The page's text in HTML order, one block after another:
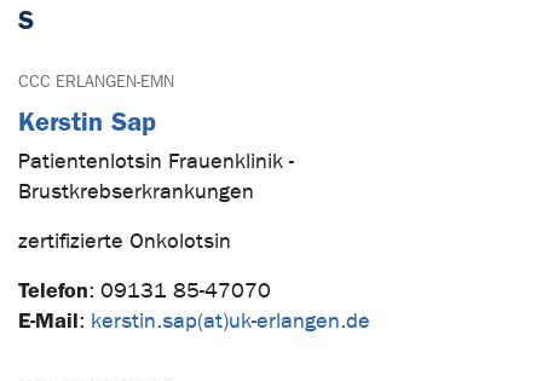
S
CCC ERLANGEN-EMN
Kerstin Sap
Patientenlotsin Frauenklinik -
Brustkrebserkrankungen
zertifizierte Onkolotsin
Telefon: 09131 85-47070
E-Mail: kerstin.sap(at)uk-erlangen.de